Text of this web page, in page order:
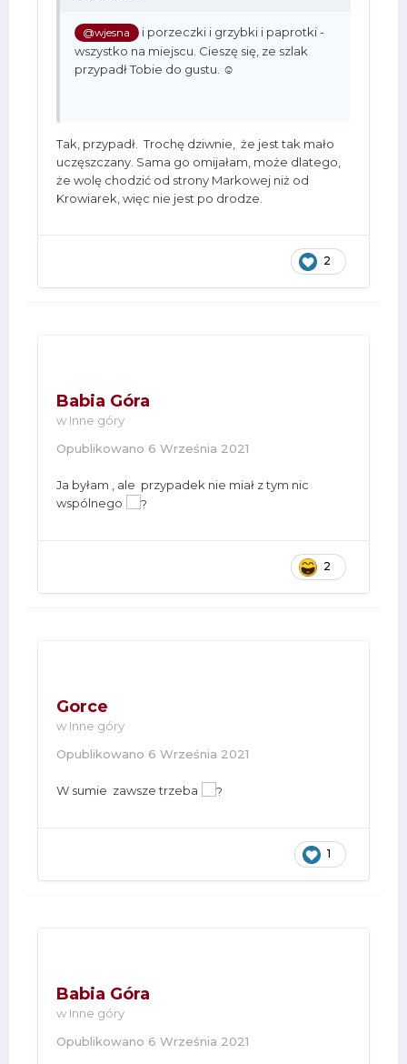
@wjesna
i porzeczki i grzybki i paprotki -
wszystko na miejscu. Cieszę się, ze szlak
przypadł Tobie do gustu. ☺
Tak, przypadł. Trochę dziwnie, że jest tak mało
uczęszczany. Sama go omijałam, może dlatego,
że wolę chodzić od strony Markowej niż od
Krowiarek, więc nie jest po drodze.
2
Babia Góra
w Inne góry
Opublikowano 6 Września 2021
Ja byłam , ale przypadek nie miał z tym nic
wspólnego
2
Gorce
w Inne góry
Opublikowano 6 Września 2021
W sumie zawsze trzeba
1
Babia Góra
w Inne góry
Opublikowano 6 Września 2021